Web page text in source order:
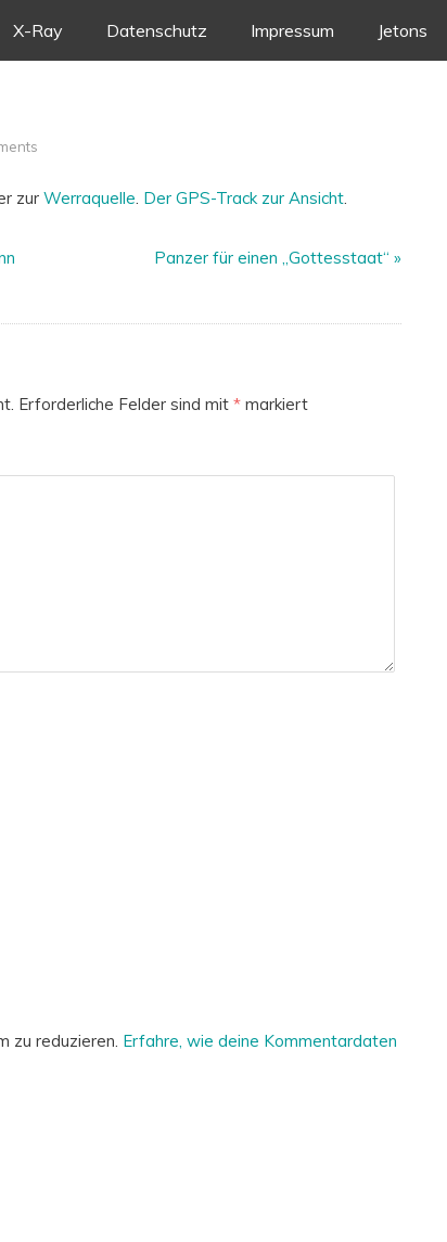
Skip
X-Ray Datenschutz Impressum Jetons
zurWerraquelle. Der GPS-Track zur Ansicht.
Panzer für einen „Gottesstaat“ »
Erforderliche Felder sind mit* markiert
zu reduzieren. Erfahre, wie deine Kommentardaten